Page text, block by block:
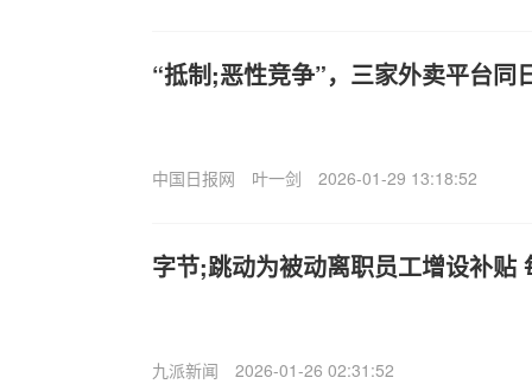
“抵制;恶性竞争”，三家外卖平台同
中国日报网 叶一剑 2026-01-29 13:18:52
字节;跳动为被动离职员工增设补贴
九派新闻 2026-01-26 02:31:52